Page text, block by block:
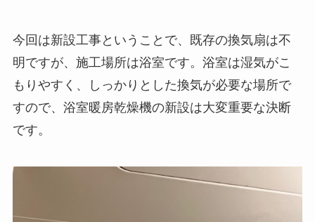
今回は新設工事ということで、既存の換気扇は不
明ですが、施工場所は浴室です。浴室は湿気がこ
もりやすく、しっかりとした換気が必要な場所で
すので、浴室暖房乾燥機の新設は大変重要な決断
です。